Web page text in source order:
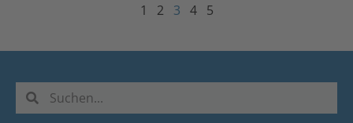
1 2 3 4 5